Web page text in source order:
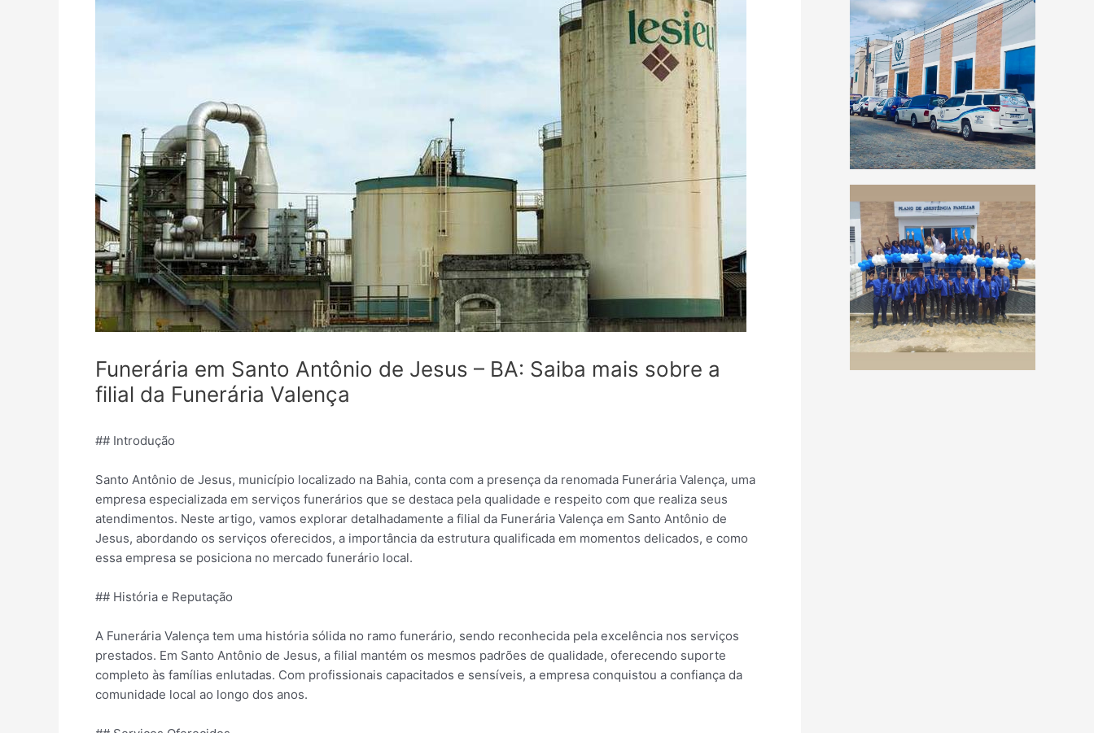
Funerária em Santo Antônio de Jesus – BA: Saiba mais sobre a
filial da Funerária Valença
## Introdução
Santo Antônio de Jesus, município localizado na Bahia, conta com a presença da renomada Funerária Valença, uma
empresa especializada em serviços funerários que se destaca pela qualidade e respeito com que realiza seus
atendimentos. Neste artigo, vamos explorar detalhadamente a filial da Funerária Valença em Santo Antônio de
Jesus, abordando os serviços oferecidos, a importância da estrutura qualificada em momentos delicados, e como
essa empresa se posiciona no mercado funerário local.
## História e Reputação
A Funerária Valença tem uma história sólida no ramo funerário, sendo reconhecida pela excelência nos serviços
prestados. Em Santo Antônio de Jesus, a filial mantém os mesmos padrões de qualidade, oferecendo suporte
completo às famílias enlutadas. Com profissionais capacitados e sensíveis, a empresa conquistou a confiança da
comunidade local ao longo dos anos.